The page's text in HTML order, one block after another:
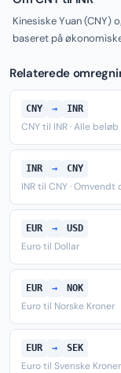
Kinesiske Yuan (CNY)
baseret på
Relaterede
CNY → INR
CNY til INR · Alle beløb
INR → CNY
INR til CNY ·
EUR → USD
Euro til Dollar
EUR → NOK
Euro til Norske Kroner
EUR → SEK
Euro til Svenske Kroner